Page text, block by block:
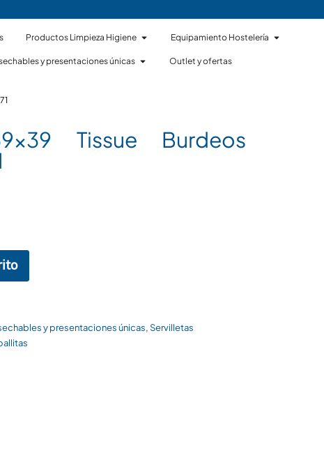
Productos Limpieza Higiene Equipamiento Hostelería
y presentaciones únicas Outlet y ofertas
Tissue Burdeos
y presentaciones únicas Servilletas